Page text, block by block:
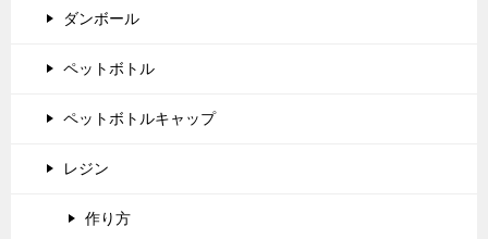
ダンボール
ペットボトル
ペットボトルキャップ
レジン
作り方